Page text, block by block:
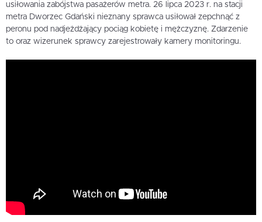
usiłowania zabójstwa pasażerów metra. 26 lipca 2023 r. na stacji
metra Dworzec Gdański nieznany sprawca usiłował zepchnąć z
peronu pod nadjeżdżający pociąg kobietę i mężczyznę. Zdarzenie
to oraz wizerunek sprawcy zarejestrowały kamery monitoringu.